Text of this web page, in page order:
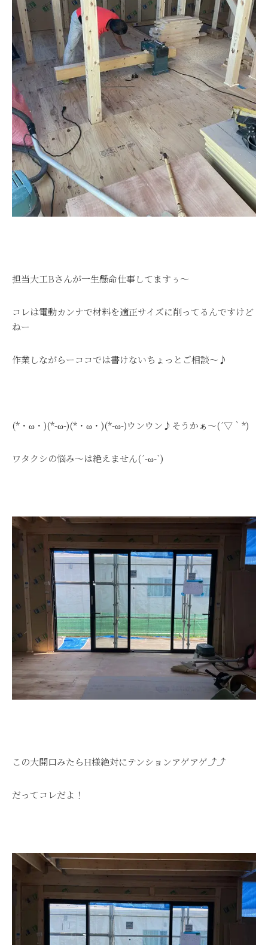
担当大工Bさんが一生懸命仕事してますぅ～
コレは電動カンナで材料を適正サイズに削ってるんですけど
ねー
作業しながらーココでは書けないちょっとご相談～♪
(*・ω・)(*-ω-)(*・ω・)(*-ω-)ウンウン♪そうかぁ～(´▽｀*)
ワタクシの悩み～は絶えません(´-ω-`)
この大開口みたらH様絶対にテンションアゲアゲ⤴⤴
だってコレだよ！